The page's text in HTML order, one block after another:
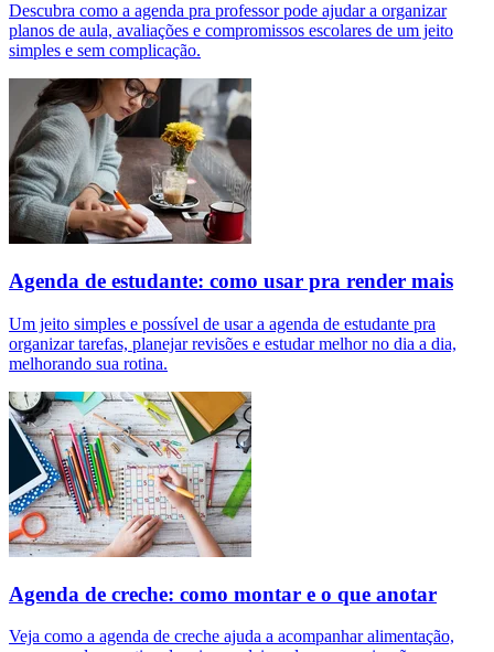
Descubra como a agenda pra professor pode ajudar a organizar
planos de aula, avaliações e compromissos escolares de um jeito
simples e sem complicação.
Agenda de estudante: como usar pra render mais
Um jeito simples e possível de usar a agenda de estudante pra
organizar tarefas, planejar revisões e estudar melhor no dia a dia,
melhorando sua rotina.
Agenda de creche: como montar e o que anotar
Veja como a agenda de creche ajuda a acompanhar alimentação,